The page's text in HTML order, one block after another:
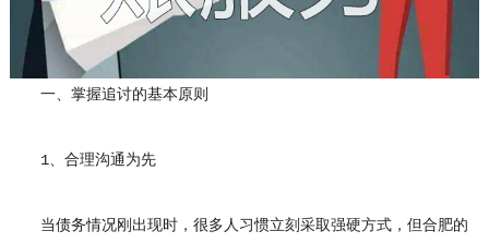
一、掌握追讨的基本原则
1、合理沟通为先
当债务情况刚出现时，很多人习惯立刻采取强硬方式，但合肥的